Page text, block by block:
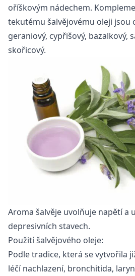
oříškovým nádechem.
tekutému šalvějovému oleji jsou
geraniový, cypřišový, bazalkový,
skořicový.
Aroma šalvěje uvolňuje napětí a
depresivních stavech.
Použití šalvějového oleje:
Podle tradice, která se vytvořila
léčí nachlazení, bronchitida,